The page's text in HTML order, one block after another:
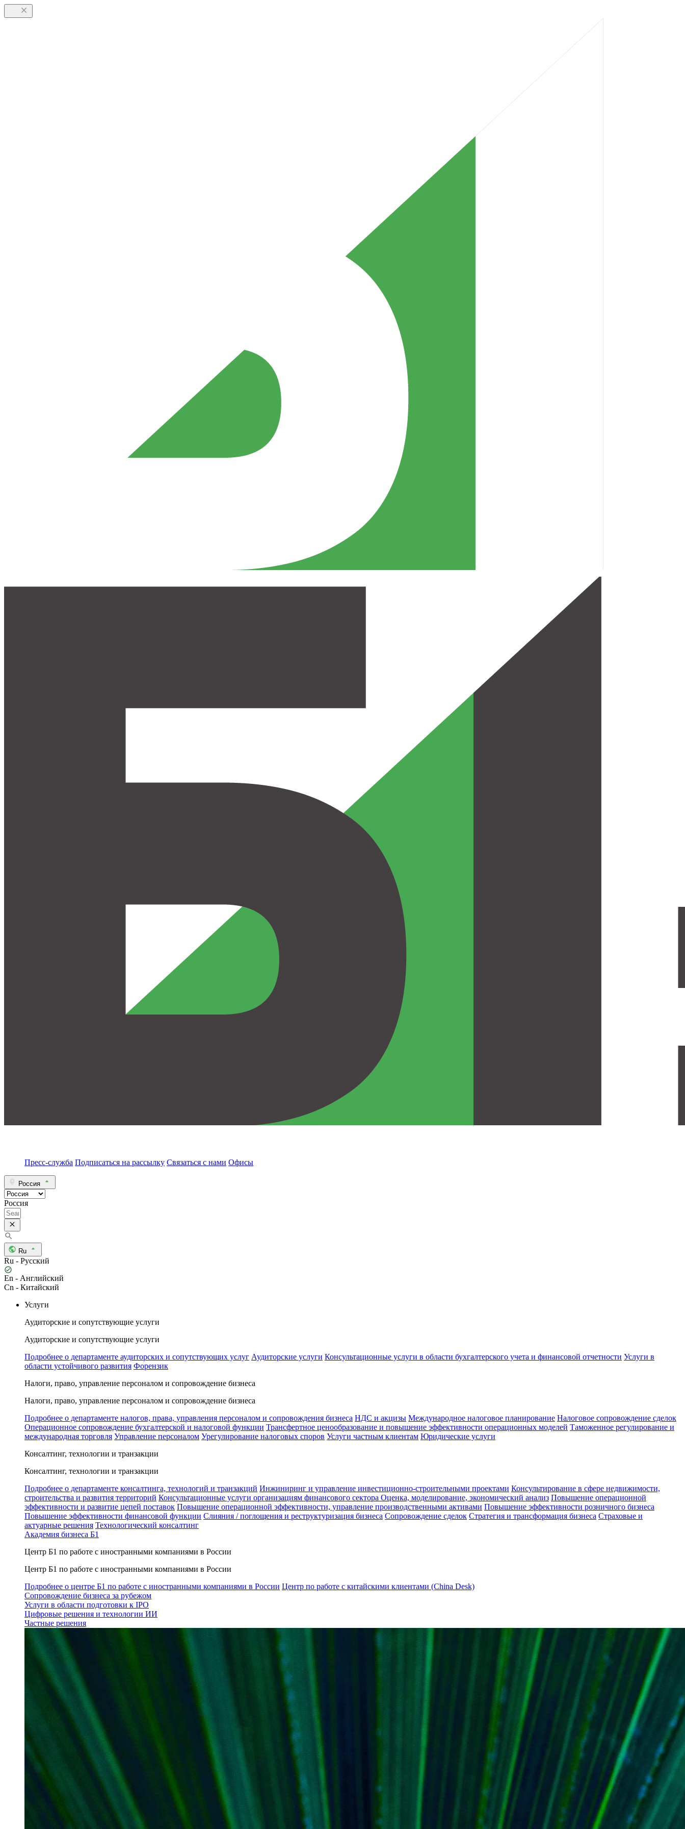
Пресс-служба Подписаться на рассылку Связаться с нами Офисы
Россия
Россия
Ru
Ru - Русский
En - Английский
Cn - Китайский
Услуги
Аудиторские и сопутствующие услуги
Аудиторские и сопутствующие услуги
Подробнее о департаменте аудиторских и сопутствующих услуг Аудиторские услуги Консультационные услуги в области бухгалтерского учета и финансовой отчетности Услуги в
области устойчивого развития Форензик
Налоги, право, управление персоналом и сопровождение бизнеса
Налоги, право, управление персоналом и сопровождение бизнеса
Подробнее о департаменте налогов, права, управления персоналом и сопровождения бизнеса НДС и акцизы Международное налоговое планирование Налоговое сопровождение сделок
Операционное сопровождение бухгалтерской и налоговой функции Трансфертное ценообразование и повышение эффективности операционных моделей Таможенное регулирование и
международная торговля Управление персоналом Урегулирование налоговых споров Услуги частным клиентам Юридические услуги
Консалтинг, технологии и транзакции
Консалтинг, технологии и транзакции
Подробнее о департаменте консалтинга, технологий и транзакций Инжиниринг и управление инвестиционно-строительными проектами Консультирование в сфере недвижимости,
строительства и развития территорий Консультационные услуги организациям финансового сектора Оценка, моделирование, экономический анализ Повышение операционной
эффективности и развитие цепей поставок Повышение операционной эффективности, управление производственными активами Повышение эффективности розничного бизнеса
Повышение эффективности финансовой функции Слияния / поглощения и реструктуризация бизнеса Сопровождение сделок Стратегия и трансформация бизнеса Страховые и
актуарные решения Технологический консалтинг
Академия бизнеса Б1
Центр Б1 по работе с иностранными компаниями в России
Центр Б1 по работе с иностранными компаниями в России
Подробнее о центре Б1 по работе с иностранными компаниями в России Центр по работе с китайскими клиентами (China Desk)
Сопровождение бизнеса за рубежом
Услуги в области подготовки к IPO
Цифровые решения и технологии ИИ
Частные решения